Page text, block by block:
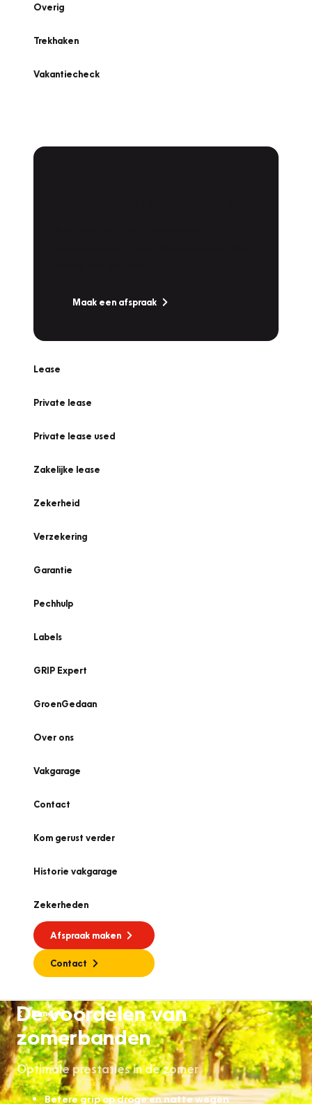
Overig
Trekhaken
Vakantiecheck
Maak een afspraak
Lease
Private lease
Private lease used
Zakelijke lease
Zekerheid
Verzekering
Garantie
Pechhulp
Labels
GRIP Expert
GroenGedaan
Over ons
Vakgarage
Contact
Kom gerust verder
Historie vakgarage
Zekerheden
Afspraak maken
Contact
Banden
De voordelen van
zomerbanden
Optimale prestaties in de zomer
Betere grip op droge en natte wegen